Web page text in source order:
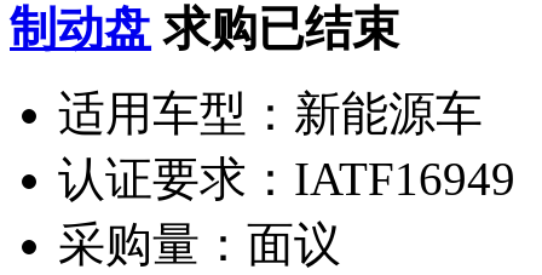
制动盘 求购已结束
适用车型： 新能源车
认证要求： IATF16949
采购量： 面议